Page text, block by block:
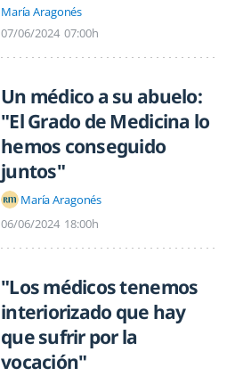
María Aragonés
07/06/2024 07:00h
Un médico a su abuelo:
"El Grado de Medicina lo
hemos conseguido
juntos"
María Aragonés
06/06/2024 18:00h
"Los médicos tenemos
interiorizado que hay
que sufrir por la
vocación"